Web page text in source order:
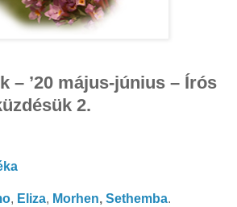
– ’20 május-június – Írós
2.
, Eliza, Morhen, Sethemba.